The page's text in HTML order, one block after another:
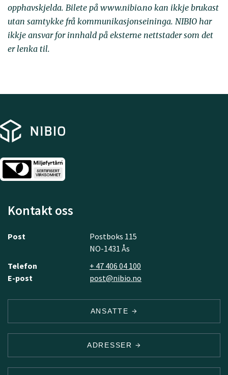
opphavskjelda. Bilete på www.nibio.no kan ikkje brukast
utan samtykke frå kommunikasjonseininga. NIBIO har
ikkje ansvar for innhald på eksterne nettstader som det
er lenka til.
Kontakt oss
Post
Postboks 115
NO-1431 Ås
Telefon
+ 47 406 04 100
E-post
post@nibio.no
ANSATTE
ADRESSER